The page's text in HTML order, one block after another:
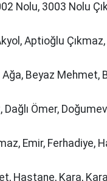
Nolu, 3003 Nolu
Aptioğlu
Beyaz Mehmet,
Dağlı Ömer,
Emir, Ferhadiye,
Hastane, Kara,